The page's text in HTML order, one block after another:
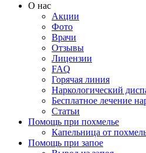
О нас
Акции
Фото
Врачи
Отзывы
Лицензии
FAQ
Горячая линия
Наркологический
Бесплатное лечение
Статьи
Помощь при похмелье
Капельница от
Помощь при запое